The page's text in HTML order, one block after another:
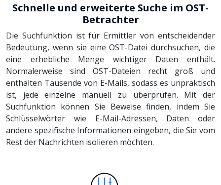
Schnelle und erweiterte Suche im OST-
Betrachter
Die Suchfunktion ist für Ermittler von entscheidender
Bedeutung, wenn sie eine OST-Datei durchsuchen, die
eine erhebliche Menge wichtiger Daten enthält.
Normalerweise sind OST-Dateien recht groß und
enthalten Tausende von E-Mails, sodass es unpraktisch
ist, jede einzelne manuell zu überprüfen. Mit der
Suchfunktion können Sie Beweise finden, indem Sie
Schlüsselwörter wie E-Mail-Adressen, Daten oder
andere spezifische Informationen eingeben, die Sie vom
Rest der Nachrichten isolieren möchten.